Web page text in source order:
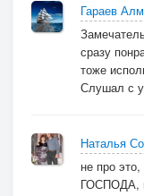
Гараев
сразу
тоже
Слушал с
Наталья
не про
ГОСПОДА,